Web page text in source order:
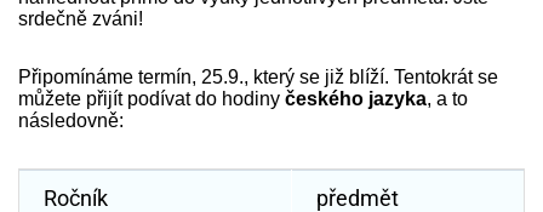
srdečně zváni!
Připomínáme termín, 25.9., který se již blíží. Tentokrát se
můžete přijít podívat do hodiny českého jazyka, a to
následovně:
Ročník předmět